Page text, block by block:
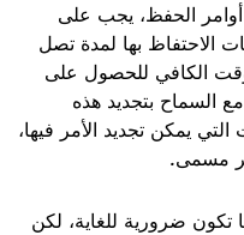
إصدار أوامر الحفظ، يجب على
الاحتفاظ بها لمدة تصل
الوقت الكافي للحصول على
مع السماح بتجديد هذه
يمكن تجديد الأمر فيها،
مسمى.
ضرورية للغاية، لكن